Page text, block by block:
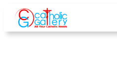
Skip
content